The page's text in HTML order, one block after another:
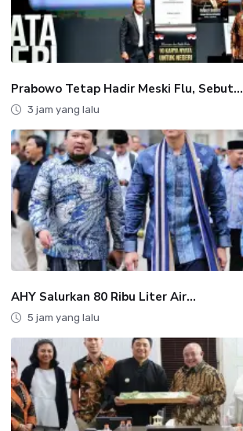
Prabowo Tetap Hadir Meski Flu, Sebut...
3 jam yang lalu
AHY Salurkan 80 Ribu Liter Air...
5 jam yang lalu